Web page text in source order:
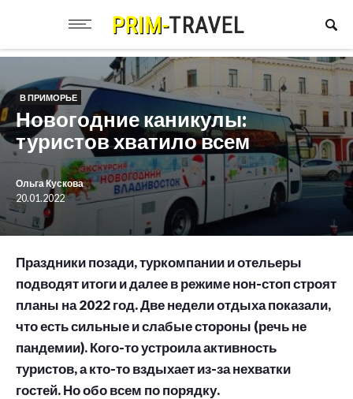
В ПРИМОРЬЕ
Новогодние каникулы:
туристов хватило всем
Ольга Кускова
20.01.2022
Праздники позади, туркомпании и отельеры
подводят итоги и далее в режиме нон-стоп строят
планы на 2022 год. Две недели отдыха показали,
что есть сильные и слабые стороны (речь не
пандемии). Кого-то устроила активность
туристов, а кто-то вздыхает из-за нехватки
гостей. Но обо всем по порядку.